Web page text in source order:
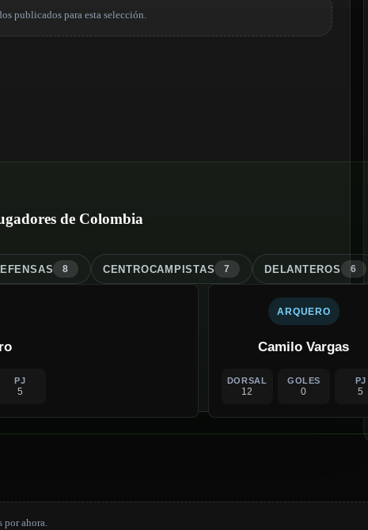
publicados para esta selección.
de Colombia
S 8 CENTROCAMPISTAS 7 DELANTEROS 6
PJ
5
ARQUERO
Camilo Vargas
DORSAL
12
GOLES
0
PJ
5
por ahora.